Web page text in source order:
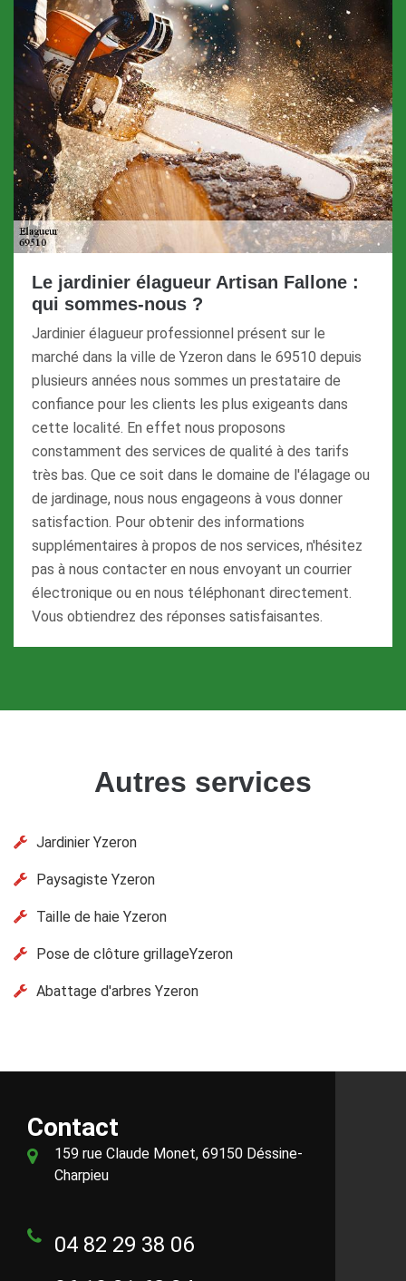
Le jardinier élagueur Artisan Fallone :
qui sommes-nous ?
Jardinier élagueur professionnel présent sur le
marché dans la ville de Yzeron dans le 69510 depuis
plusieurs années nous sommes un prestataire de
confiance pour les clients les plus exigeants dans
cette localité. En effet nous proposons
constamment des services de qualité à des tarifs
très bas. Que ce soit dans le domaine de l'élagage ou
de jardinage, nous nous engageons à vous donner
satisfaction. Pour obtenir des informations
supplémentaires à propos de nos services, n'hésitez
pas à nous contacter en nous envoyant un courrier
électronique ou en nous téléphonant directement.
Vous obtiendrez des réponses satisfaisantes.
Autres services
Jardinier Yzeron
Paysagiste Yzeron
Taille de haie Yzeron
Pose de clôture grillageYzeron
Abattage d'arbres Yzeron
Contact
159 rue Claude Monet, 69150 Déssine-
Charpieu
04 82 29 38 06